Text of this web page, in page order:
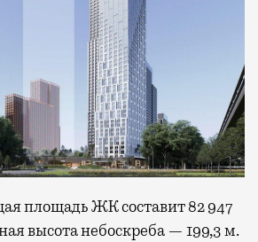
площадь ЖК составит 82 947
высота небоскреба — 199,3 м.